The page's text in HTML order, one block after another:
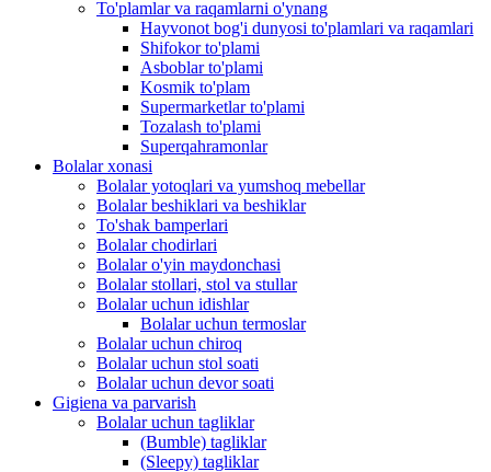
To'plamlar va raqamlarni o'ynang
Hayvonot bog'i dunyosi to'plamlari va raqamlari
Shifokor to'plami
Asboblar to'plami
Kosmik to'plam
Supermarketlar to'plami
Tozalash to'plami
Superqahramonlar
Bolalar xonasi
Bolalar yotoqlari va yumshoq mebellar
Bolalar beshiklari va beshiklar
To'shak bamperlari
Bolalar chodirlari
Bolalar o'yin maydonchasi
Bolalar stollari, stol va stullar
Bolalar uchun idishlar
Bolalar uchun termoslar
Bolalar uchun chiroq
Bolalar uchun stol soati
Bolalar uchun devor soati
Gigiena va parvarish
Bolalar uchun tagliklar
(Bumble) tagliklar
(Sleepy) tagliklar